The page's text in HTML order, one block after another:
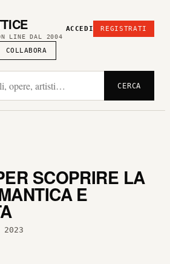
LINE DAL 2004
COLLABORA
ACCEDI REGISTRATI
CERCA
SCOPRIRE LA
E